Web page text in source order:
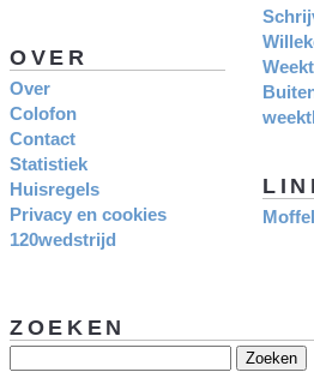
OVER
Over
Colofon
Contact
Statistiek
Huisregels
Privacy en cookies
120wedstrijd
ZOEKEN